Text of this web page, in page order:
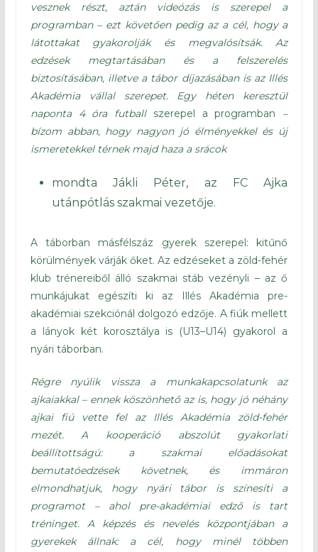
vesznek részt, aztán videózás is szerepel a
programban – ezt követően pedig az a cél, hogy a
látottakat gyakorolják és megvalósítsák. Az
edzések megtartásában és a felszerelés
biztosításában, illetve a tábor díjazásában is az Illés
Akadémia vállal szerepet. Egy héten keresztül
naponta 4 óra futballszerepel a programban –
bízom abban, hogy nagyon jó élményekkel és új
ismeretekkel térnek majd haza a srácok
mondta Jákli Péter, az FC Ajka
utánpótlás szakmai vezetője.
A táborban másfélszáz gyerek szerepel: kitűnő
körülmények várják őket. Az edzéseket a zöld-fehér
klub trénereiből álló szakmai stáb vezényli – az ő
munkájukat egészíti ki az Illés Akadémia pre-
akadémiai szekciónál dolgozó edzője. A fiúk mellett
a lányok két korosztálya is (U13–U14) gyakorol a
nyári táborban.
Régre nyúlik vissza a munkakapcsolatunk az
ajkaiakkal – ennek köszönhető az is, hogy jó néhány
ajkai fiú vette fel az Illés Akadémia zöld-fehér
mezét. A kooperáció abszolút gyakorlati
beállítottságú: a szakmai előadásokat
bemutatóedzések követnek, és immáron
elmondhatjuk, hogy nyári tábor is színesíti a
programot – ahol pre-akadémiai edző is tart
tréninget. A képzés és nevelés központjában a
gyerekek állnak: a cél, hogy minél többen